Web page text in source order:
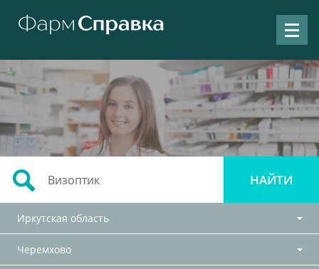
Иркутская область
Черемхово